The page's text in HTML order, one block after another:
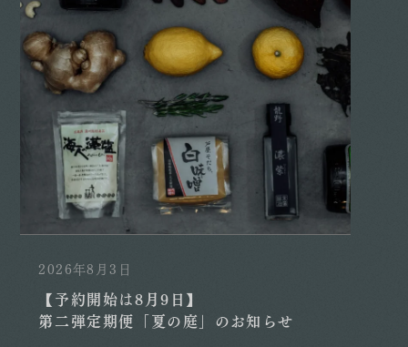
2026年8月3日
【予約開始は8月9日】
第二弾定期便「夏の庭」のお知らせ